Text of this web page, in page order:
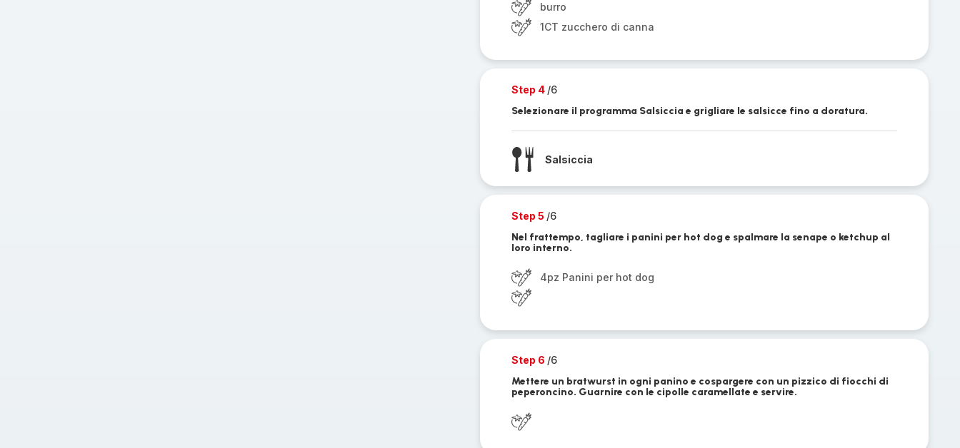
burro
1CT zucchero di canna
Step 4 /6
Selezionare il programma Salsiccia e grigliare le salsicce fino a doratura.
Salsiccia
Step 5 /6
Nel frattempo, tagliare i panini per hot dog e spalmare la senape o ketchup al
loro interno.
4pz Panini per hot dog
Step 6 /6
Mettere un bratwurst in ogni panino e cospargere con un pizzico di fiocchi di
peperoncino. Guarnire con le cipolle caramellate e servire.